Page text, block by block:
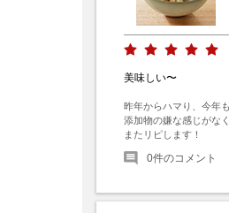
美味しい〜
昨年からハマり、今年
添加物の嫌な感じがな
またリピします！
0件のコメント